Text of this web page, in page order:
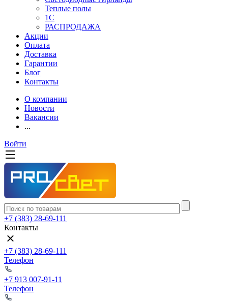
Теплые полы
1С
РАСПРОДАЖА
Акции
Оплата
Доставка
Гарантии
Блог
Контакты
О компании
Новости
Вакансии
...
Войти
+7 (383) 28-69-111
Контакты
+7 (383) 28-69-111
Телефон
+7 913 007-91-11
Телефон